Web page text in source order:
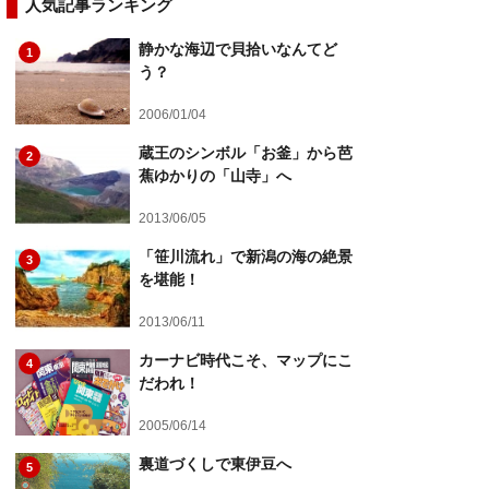
人気記事ランキング
1
静かな海辺で貝拾いなんてど
う？
2006/01/04
2
蔵王のシンボル「お釜」から芭
蕉ゆかりの「山寺」へ
2013/06/05
3
「笹川流れ」で新潟の海の絶景
を堪能！
2013/06/11
4
カーナビ時代こそ、マップにこ
だわれ！
2005/06/14
5 裏道づくしで東伊豆へ